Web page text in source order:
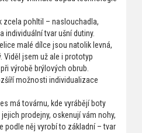
zcela pohltil – naslouchadla,
individuální tvar ušní dutiny.
malé dílce jsou natolik levná,
Viděl jsem už ale i prototyp
výrobě brýlových obrub.
možnosti individualizace
má továrnu, kde vyrábějí boty
prodejny, oskenují vám nohy,
podle něj vyrobí to základní – tvar